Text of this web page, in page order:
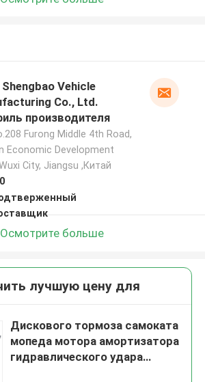
Vehicle
Co., Ltd.
производителя
Furong Middle 4th Road,
Economic Development
City, Jiangsu ,Китай
Осмотрите больше
лучшую цену для
Дискового тормоза самоката
мопеда мотора амортизатора
гидравлического удара